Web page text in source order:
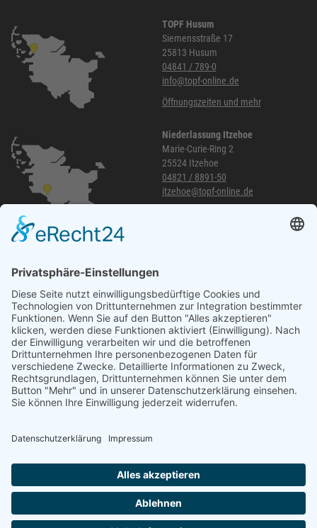
TOPF Husum
Siemensstraße 17
25813 Husum
04841 / 789-0
info@topf-online.de
Öffnungszeiten und mehr
Niederlassung Itzehoe
Marie-Curie-Ring 2
25524 Itzehoe
04821 / 8891-50
itzehoe@topf-online.de
040 / 21 04 04 04-04
glinde@topf-online.de
Öffnungszeiten und mehr
Desktop-Version